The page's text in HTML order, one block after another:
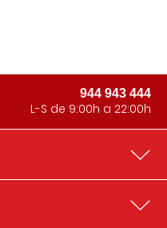
944 943 444
L-S de 9:00h a 22:00h